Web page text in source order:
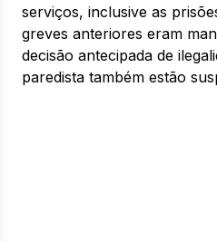
serviços, inclusive as
greves anteriores eram
decisão antecipada de
paredista também estão